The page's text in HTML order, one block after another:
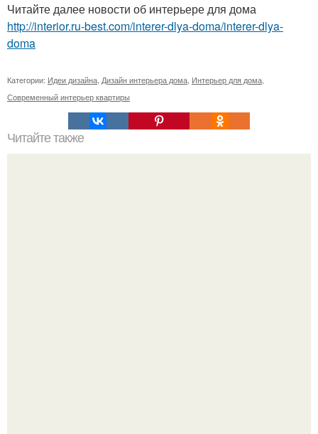
Читайте далее новости об интерьере для дома
http://interior.ru-best.com/interer-dlya-doma/interer-dlya-
doma
Категории: Идеи дизайна, Дизайн интерьера дома, Интерьер для дома,
Современный интерьер квартиры
Читайте также